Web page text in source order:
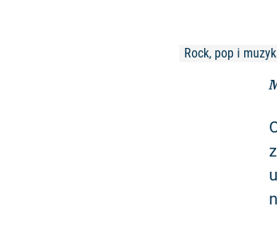
Rock, pop i